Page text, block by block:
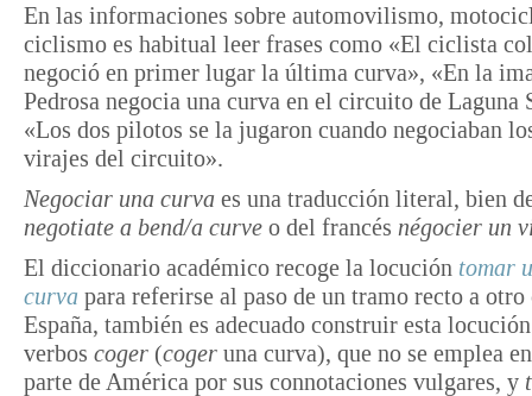
En las informaciones sobre automovilismo,
ciclismo es habitual leer frases como «El ciclista
negoció en primer lugar la última curva», «En la
Pedrosa negocia una curva en el circuito de Laguna
«Los dos pilotos se la jugaron cuando negociaban
virajes del circuito».
Negociar una curva es una traducción literal, bien
negotiate a bend/a curve o del francés négocier un
El diccionario académico recoge la locución tomar
curva para referirse al paso de un tramo recto a
España, también es adecuado construir esta
verbos coger (coger una curva), que no se emplea
parte de América por sus connotaciones vulgares, y